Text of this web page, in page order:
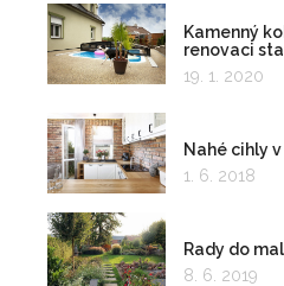
Kamenný
renovaci
kolem
19. 1. 2020
Nahé cihly
1. 6. 2018
Rady do
8. 6. 2019